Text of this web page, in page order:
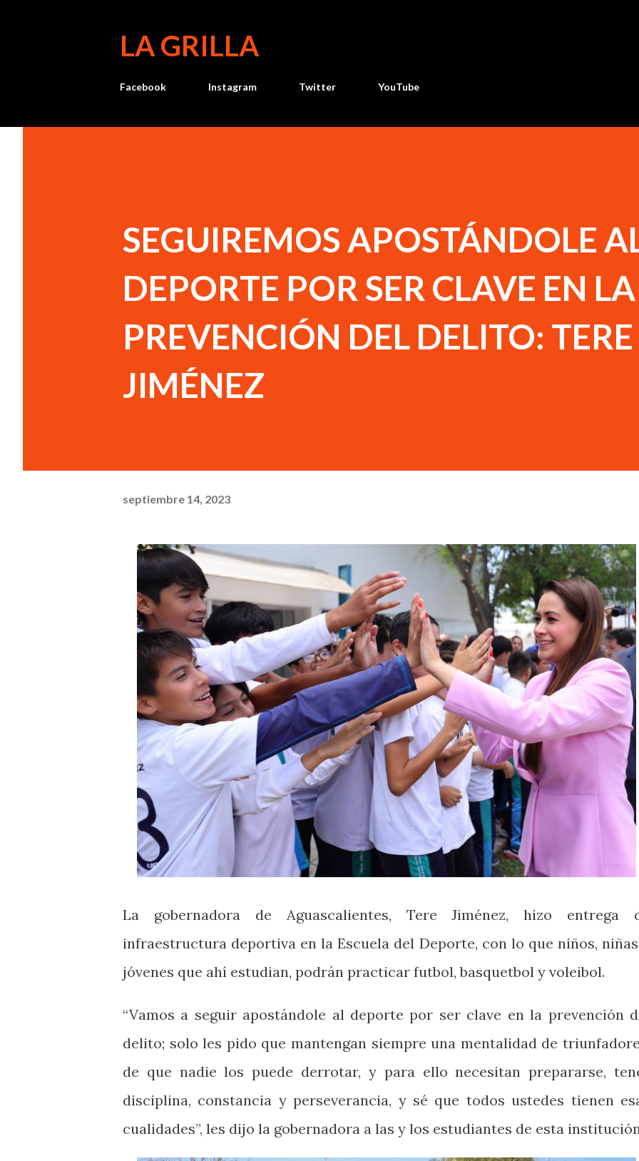
LA GRILLA
Facebook Instagram Twitter YouTube
SEGUIREMOS APOSTÁNDOLE
DEPORTE POR SER CLAVE EN LA
PREVENCIÓN DEL DELITO: TERE
JIMÉNEZ
septiembre 14, 2023
La gobernadora de Aguascalientes, Tere Jiménez, hizo entrega
infraestructura deportiva en la Escuela del Deporte, con lo que niños,
jóvenes que ahí estudian, podrán practicar futbol, basquetbol y voleibol.
“Vamos a seguir apostándole al deporte por ser clave en la prevención
delito; solo les pido que mantengan siempre una mentalidad de
de que nadie los puede derrotar, y para ello necesitan prepararse,
disciplina, constancia y perseverancia, y sé que todos ustedes tienen
cualidades”, les dijo la gobernadora a las y los estudiantes de esta